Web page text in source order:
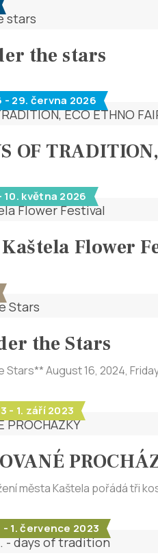
the stars
- 29. června 2026
OF
května 2026
Flower
the Stars
August 16, 2024,
- 1. září 2023
města Kaštela pořádá tři
1. července 2023